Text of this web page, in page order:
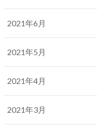
2021年6月
2021年5月
2021年4月
2021年3月